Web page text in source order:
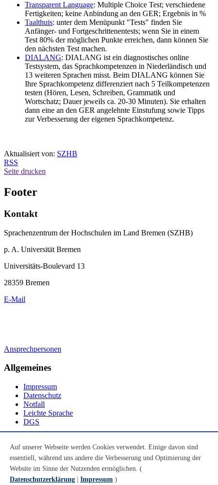
Transparent Language: Multiple Choice Test; verschiedene
Fertigkeiten; keine Anbindung an den GER; Ergebnis in %
Taalthuis: unter dem Menüpunkt "Tests" finden Sie
Anfänger- und Fortgeschrittenentests; wenn Sie in einem
Test 80% der möglichen Punkte erreichen, dann können Sie
den nächsten Test machen.
DIALANG: DIALANG ist ein diagnostisches online
Testsystem, das Sprachkompetenzen in Niederländisch und
13 weiteren Sprachen misst. Beim DIALANG können Sie
Ihre Sprachkompetenz differenziert nach 5 Teilkompetenzen
testen (Hören, Lesen, Schreiben, Grammatik und
Wortschatz; Dauer jeweils ca. 20-30 Minuten). Sie erhalten
dann eine an den GER angelehnte Einstufung sowie Tipps
zur Verbesserung der eigenen Sprachkompetenz.
Aktualisiert von: SZHB
RSS
Seite drucken
Footer
Kontakt
Sprachenzentrum der Hochschulen im Land Bremen (SZHB)
p. A. Universität Bremen
Universitäts-Boulevard 13
28359 Bremen
E-Mail
Ansprechpersonen
Allgemeines
Impressum
Datenschutz
Notfall
Leichte Sprache
DGS
Youtube
Instagram
LinkedIn
Auf unserer Webseite werden Cookies verwendet. Einige davon sind
essentiell, während uns andere die Verbesserung und Optimierung der
Website im Sinne der Nutzenden ermöglichen. (
Datenschutzerklärung
Impressum )